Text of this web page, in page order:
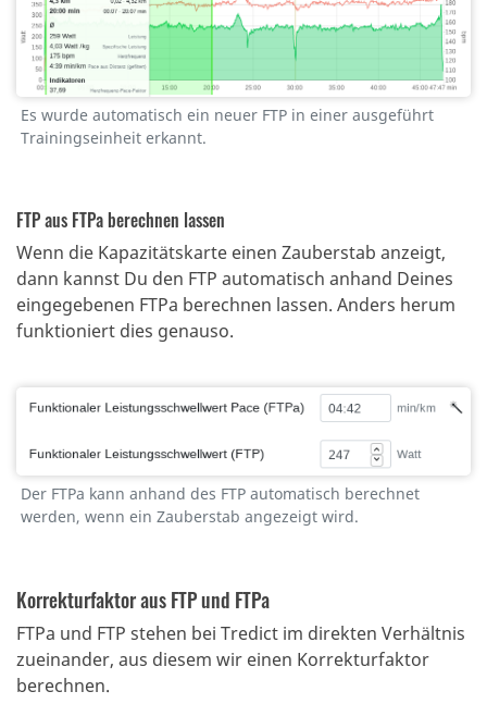
Es wurde automatisch ein neuer FTP in einer ausgeführt
Trainingseinheit erkannt.
FTP aus FTPa berechnen lassen
Wenn die Kapazitätskarte einen Zauberstab anzeigt,
dann kannst Du den FTP automatisch anhand Deines
eingegebenen FTPa berechnen lassen. Anders herum
funktioniert dies genauso.
Der FTPa kann anhand des FTP automatisch berechnet
werden, wenn ein Zauberstab angezeigt wird.
Korrekturfaktor aus FTP und FTPa
FTPa und FTP stehen bei Tredict im direkten Verhältnis
zueinander, aus diesem wir einen Korrekturfaktor
berechnen.